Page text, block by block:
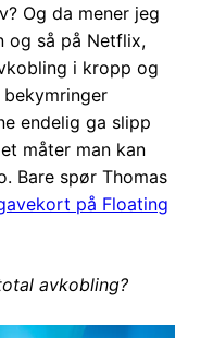
Og da mener jeg
og så på Netflix,
i kropp og
endelig ga slipp
måter man kan
Bare spør Thomas
på Floating
avkobling?